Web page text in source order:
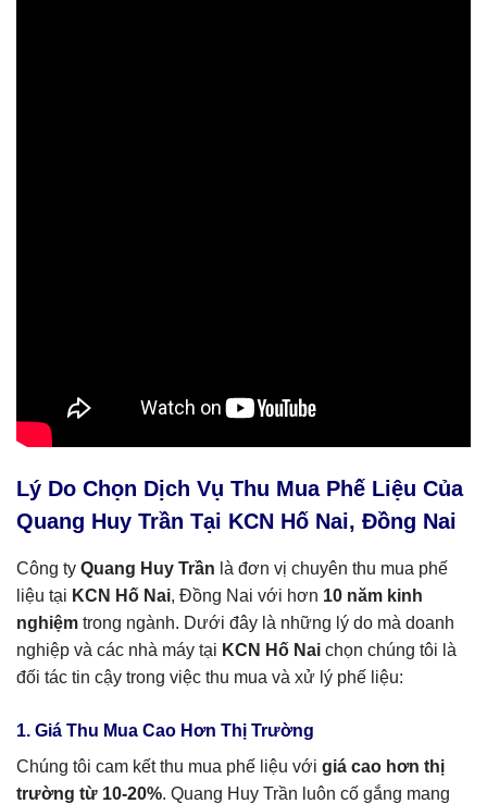
Lý Do Chọn Dịch Vụ Thu Mua Phế Liệu Của
Quang Huy Trần Tại KCN Hố Nai, Đồng Nai
Công ty Quang Huy Trần là đơn vị chuyên thu mua phế
liệu tại KCN Hố Nai, Đồng Nai với hơn 10 năm kinh
nghiệm trong ngành. Dưới đây là những lý do mà doanh
nghiệp và các nhà máy tại KCN Hố Nai chọn chúng tôi là
đối tác tin cậy trong việc thu mua và xử lý phế liệu:
1. Giá Thu Mua Cao Hơn Thị Trường
Chúng tôi cam kết thu mua phế liệu với giá cao hơn thị
trường từ 10-20%. Quang Huy Trần luôn cố gắng mang